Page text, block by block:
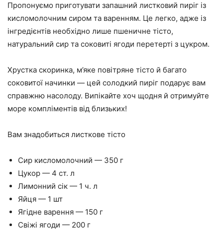
Пропонуємо приготувати запашний листковий пиріг із
кисломолочним сиром та варенням. Це легко, адже із
інгредієнтів необхідно лише пшеничне тісто,
натуральний сир та соковиті ягоди перетерті з цукром.
Хрустка скоринка, м’яке повітряне тісто й багато
соковитої начинки — цей солодкий пиріг подарує вам
справжню насолоду. Випікайте хоч щодня й отримуйте
море компліментів від близьких!
Вам знадобиться листкове тісто
Сир кисломолочний — 350 г
Цукор — 4 ст. л
Лимонний сік — 1 ч. л
Яйця — 1 шт
Ягідне варення — 150 г
Свіжі ягоди — 200 г